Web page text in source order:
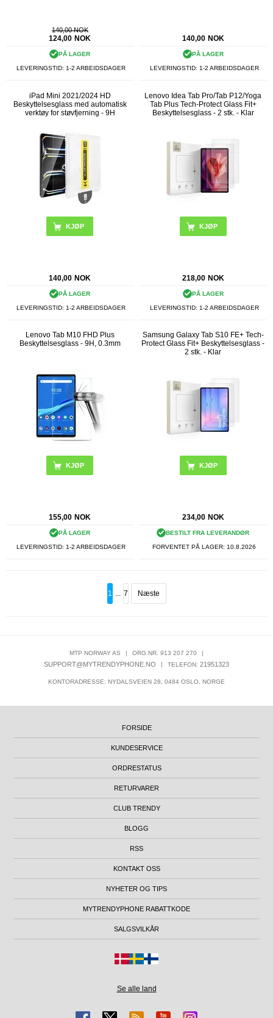
140,00 NOK
124,00 NOK
PÅ LAGER
LEVERINGSTID: 1-2 ARBEIDSDAGER
140,00 NOK
PÅ LAGER
LEVERINGSTID: 1-2 ARBEIDSDAGER
iPad Mini 2021/2024 HD
Beskyttelsesglass med automatisk
verktøy for støvfjerning - 9H
140,00 NOK
PÅ LAGER
LEVERINGSTID: 1-2 ARBEIDSDAGER
Lenovo Idea Tab Pro/Tab P12/Yoga
Tab Plus Tech-Protect Glass Fit+
Beskyttelsesglass - 2 stk. - Klar
218,00 NOK
PÅ LAGER
LEVERINGSTID: 1-2 ARBEIDSDAGER
Lenovo Tab M10 FHD Plus
Beskyttelsesglass - 9H, 0.3mm
KJØP
155,00 NOK
PÅ LAGER
LEVERINGSTID: 1-2 ARBEIDSDAGER
Samsung Galaxy Tab S10 FE+ Tech-
Protect Glass Fit+ Beskyttelsesglass -
2 stk. - Klar
234,00 NOK
BESTILT FRA LEVERANDØR
FORVENTET PÅ LAGER: 10.8.2026
1 7 Næste
MTP NORWAY AS | ORG.NR. 913 207 270 |
SUPPORT@MYTRENDYPHONE.NO | TELEFON: 21951323
KONTORADRESSE: NYDALSVEIEN 28, 0484 OSLO, NORGE
FORSIDE
KUNDESERVICE
ORDRESTATUS
RETURVARER
CLUB TRENDY
BLOGG
RSS
KONTAKT OSS
NYHETER OG TIPS
MYTRENDYPHONE RABATTKODE
SALGSVILKÅR
Se alle land